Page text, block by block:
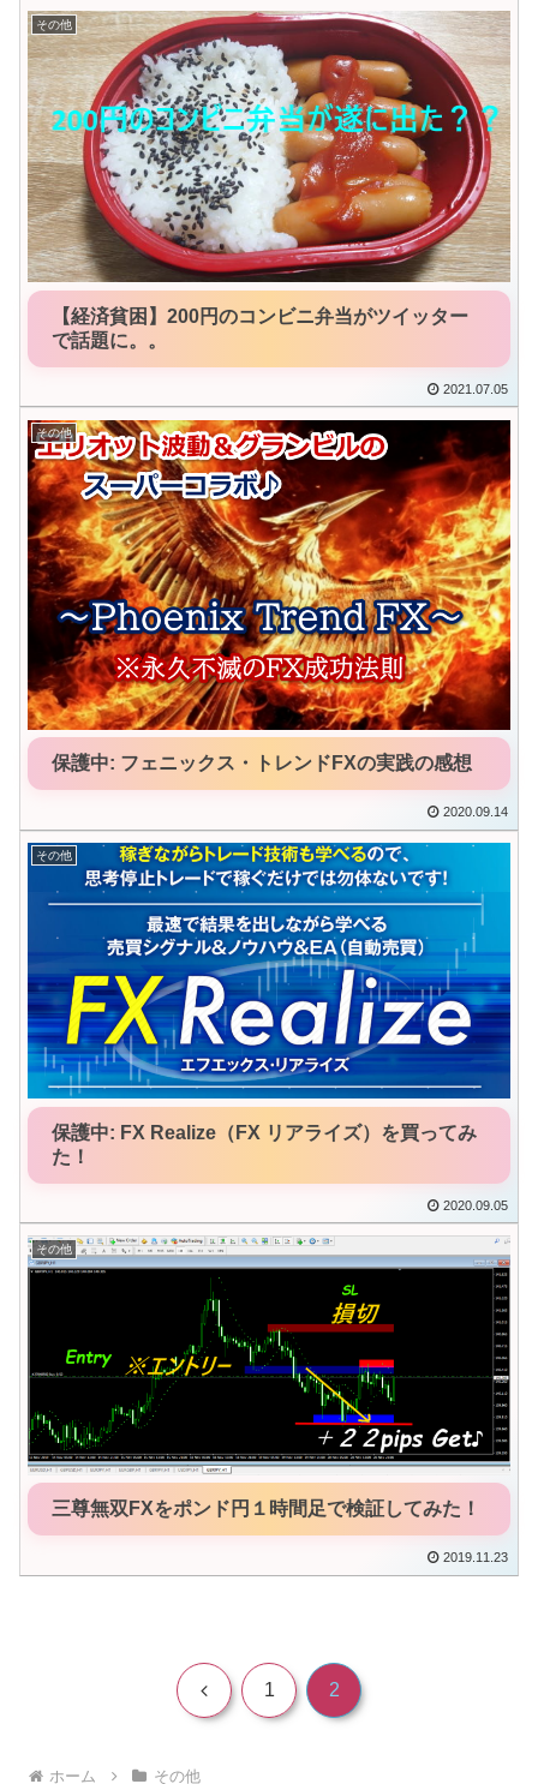
その他
【経済貧困】200円のコンビニ弁当がツイッター
で話題に。。
2021.07.05
その他
保護中: フェニックス・トレンドFXの実践の感想
2020.09.14
その他
保護中: FX Realize（FX リアライズ）を買ってみ
た！
2020.09.05
その他
三尊無双FXをポンド円１時間足で検証してみた！
2019.11.23
前 1 2
ホーム その他